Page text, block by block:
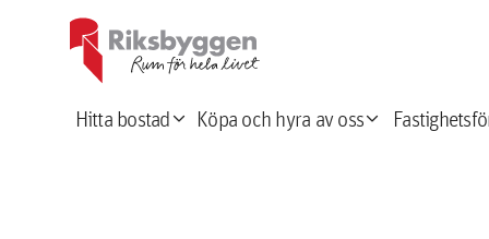
Hitta bostadexpand_more Köpa och hyra av ossexpand_more